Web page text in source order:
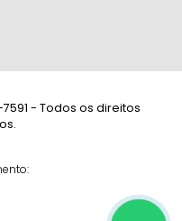
- Todos os direitos